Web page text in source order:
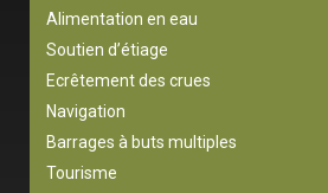
Alimentation en eau
Soutien d’étiage
Ecrêtement des crues
Navigation
Barrages à buts multiples
Tourisme